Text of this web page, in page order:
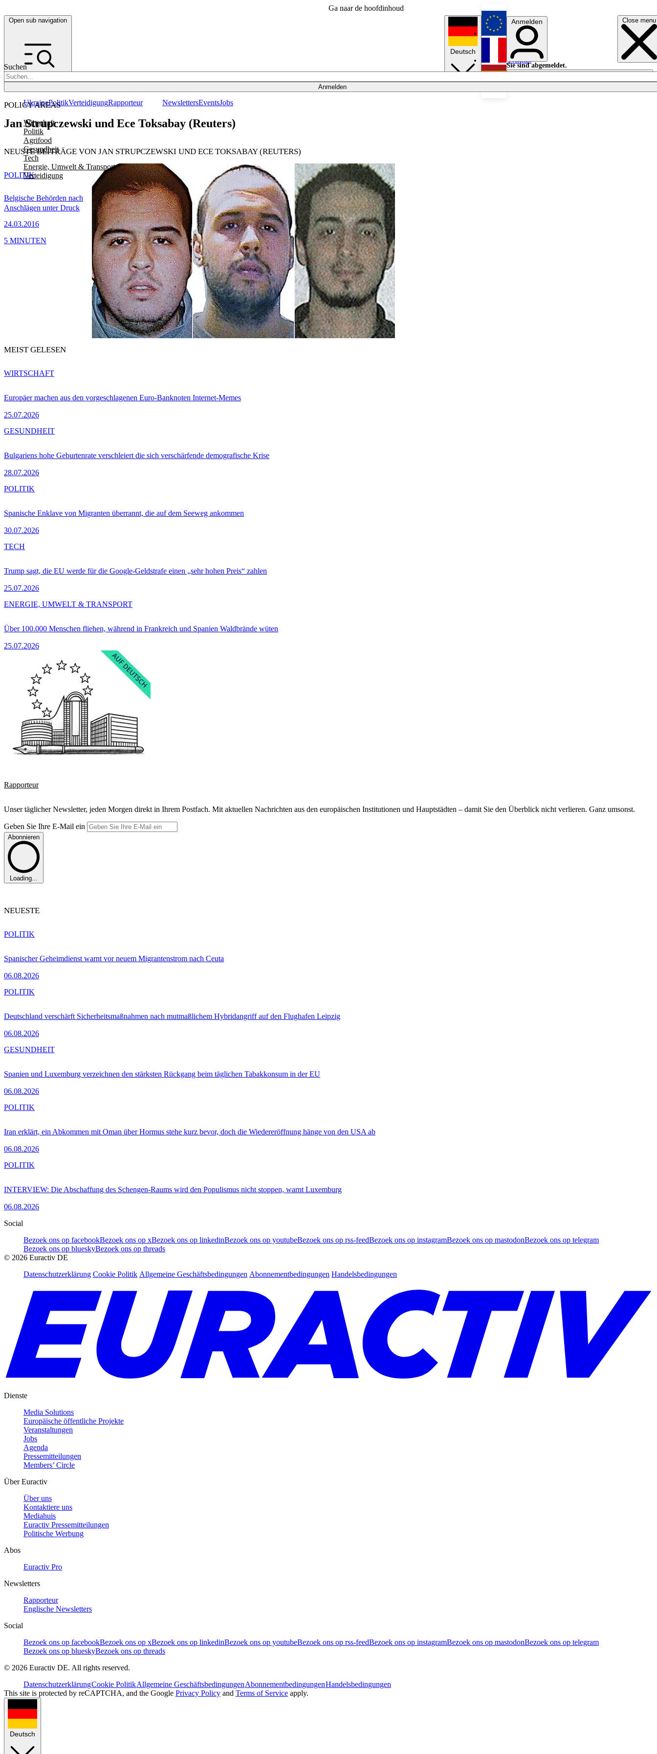
Ga naar de hoofdinhoud
Open sub navigation Close menu
Suchen
Anmelden
POLICY AREAS
Wirtschaft
Politik
Agrifood
Gesundheit
Tech
Energie, Umwelt & Transport
Verteidigung
UkrainePolitikVerteidigungRapporteur NewslettersEventsJobs
Deutsch
English
Français
Anmelden
Sie sind abgemeldet.
Anmelden
Licht aus
Jan Strupczewski und Ece Toksabay (Reuters)
NEUSTE BEITRÄGE VON JAN STRUPCZEWSKI UND ECE TOKSABAY (REUTERS)
Belgische Behörden nach
Anschlägen unter Druck
24.03.2016
POLITIK
5 MINUTEN
MEIST GELESEN
Europäer machen aus den vorgeschlagenen Euro-Banknoten Internet-Memes
25.07.2026
WIRTSCHAFT
Bulgariens hohe Geburtenrate verschleiert die sich verschärfende demografische Krise
28.07.2026
GESUNDHEIT
Spanische Enklave von Migranten überrannt, die auf dem Seeweg ankommen
30.07.2026
POLITIK
Trump sagt, die EU werde für die Google-Geldstrafe einen „sehr hohen Preis“ zahlen
25.07.2026
TECH
Über 100.000 Menschen fliehen, während in Frankreich und Spanien Waldbrände wüten
25.07.2026
ENERGIE, UMWELT & TRANSPORT
Rapporteur
Unser täglicher Newsletter, jeden Morgen direkt in Ihrem Postfach. Mit aktuellen Nachrichten aus den europäischen Institutionen und Hauptstädten – damit Sie den Überblick nicht verlieren. Ganz umsonst.
Geben Sie Ihre E-Mail ein
Abonnieren
Loading...
NEUESTE
Spanischer Geheimdienst warnt vor neuem Migrantenstrom nach Ceuta
06.08.2026
POLITIK
Deutschland verschärft Sicherheitsmaßnahmen nach mutmaßlichem Hybridangriff auf den Flughafen Leipzig
06.08.2026
POLITIK
Spanien und Luxemburg verzeichnen den stärksten Rückgang beim täglichen Tabakkonsum in der EU
06.08.2026
GESUNDHEIT
Iran erklärt, ein Abkommen mit Oman über Hormus stehe kurz bevor, doch die Wiedereröffnung hänge von den USA ab
06.08.2026
POLITIK
INTERVIEW: Die Abschaffung des Schengen-Raums wird den Populismus nicht stoppen, warnt Luxemburg
06.08.2026
POLITIK
Social
Bezoek ons op facebookBezoek ons op xBezoek ons op linkedinBezoek ons op youtubeBezoek ons op rss-feedBezoek ons op instagramBezoek ons op mastodonBezoek ons op telegram
Bezoek ons op blueskyBezoek ons op threads
© 2026 Euractiv DE
Datenschutzerklärung Cookie Politik Allgemeine Geschäftsbedingungen Abonnementbedingungen Handelsbedingungen
Dienste
Media Solutions
Europäische öffentliche Projekte
Veranstaltungen
Jobs
Agenda
Pressemitteilungen
Members’ Circle
Über Euractiv
Über uns
Kontaktiere uns
Mediahuis
Euractiv Pressemitteilungen
Politische Werbung
Abos
Euractiv Pro
Newsletters
Rapporteur
Englische Newsletters
Social
Bezoek ons op facebookBezoek ons op xBezoek ons op linkedinBezoek ons op youtubeBezoek ons op rss-feedBezoek ons op instagramBezoek ons op mastodonBezoek ons op telegram
Bezoek ons op blueskyBezoek ons op threads
© 2026 Euractiv DE. All rights reserved.
DatenschutzerklärungCookie PolitikAllgemeine GeschäftsbedingungenAbonnementbedingungenHandelsbedingungen
This site is protected by reCAPTCHA, and the Google Privacy Policy and Terms of Service apply.
Deutsch